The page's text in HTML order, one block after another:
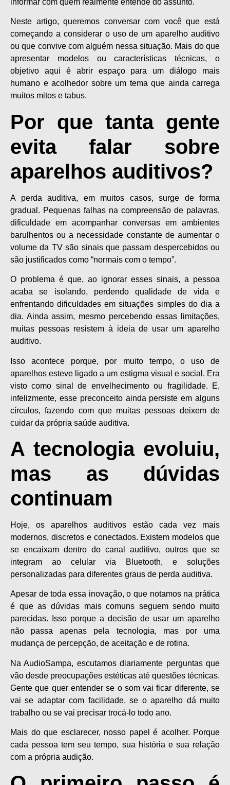
informar com quem realmente entende do assunto.
Neste artigo, queremos conversar com você que está
começando a considerar o uso de um aparelho auditivo
ou que convive com alguém nessa situação. Mais do que
apresentar modelos ou características técnicas, o
objetivo aqui é abrir espaço para um diálogo mais
humano e acolhedor sobre um tema que ainda carrega
muitos mitos e tabus.
Por que tanta gente
evita falar sobre
aparelhos auditivos?
A perda auditiva, em muitos casos, surge de forma
gradual. Pequenas falhas na compreensão de palavras,
dificuldade em acompanhar conversas em ambientes
barulhentos ou a necessidade constante de aumentar o
volume da TV são sinais que passam despercebidos ou
são justificados como “normais com o tempo”.
O problema é que, ao ignorar esses sinais, a pessoa
acaba se isolando, perdendo qualidade de vida e
enfrentando dificuldades em situações simples do dia a
dia. Ainda assim, mesmo percebendo essas limitações,
muitas pessoas resistem à ideia de usar um aparelho
auditivo.
Isso acontece porque, por muito tempo, o uso de
aparelhos esteve ligado a um estigma visual e social. Era
visto como sinal de envelhecimento ou fragilidade. E,
infelizmente, esse preconceito ainda persiste em alguns
círculos, fazendo com que muitas pessoas deixem de
cuidar da própria saúde auditiva.
A tecnologia evoluiu,
mas as dúvidas
continuam
Hoje, os aparelhos auditivos estão cada vez mais
modernos, discretos e conectados. Existem modelos que
se encaixam dentro do canal auditivo, outros que se
integram ao celular via Bluetooth, e soluções
personalizadas para diferentes graus de perda auditiva.
Apesar de toda essa inovação, o que notamos na prática
é que as dúvidas mais comuns seguem sendo muito
parecidas. Isso porque a decisão de usar um aparelho
não passa apenas pela tecnologia, mas por uma
mudança de percepção, de aceitação e de rotina.
Na AudioSampa, escutamos diariamente perguntas que
vão desde preocupações estéticas até questões técnicas.
Gente que quer entender se o som vai ficar diferente, se
vai se adaptar com facilidade, se o aparelho dá muito
trabalho ou se vai precisar trocá-lo todo ano.
Mais do que esclarecer, nosso papel é acolher. Porque
cada pessoa tem seu tempo, sua história e sua relação
com a própria audição.